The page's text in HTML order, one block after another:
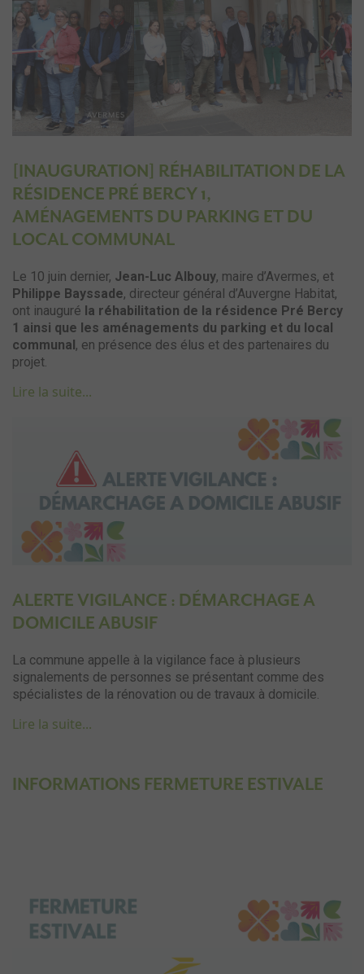
Previous Next
[INAUGURATION] RÉHABILITATION DE LA
RÉSIDENCE PRÉ BERCY 1,
AMÉNAGEMENTS DU PARKING ET DU
LOCAL COMMUNAL
Le 10 juin dernier, Jean-Luc Albouy, maire d’Avermes, et
Philippe Bayssade, directeur général d’Auvergne Habitat,
ont inauguré la réhabilitation de la résidence Pré Bercy
1 ainsi que les aménagements du parking et du local
communal, en présence des élus et des partenaires du
projet.
Lire la suite...
ALERTE VIGILANCE : DÉMARCHAGE A
DOMICILE ABUSIF
La commune appelle à la vigilance face à plusieurs
signalements de personnes se présentant comme des
spécialistes de la rénovation ou de travaux à domicile.
Lire la suite...
INFORMATIONS FERMETURE ESTIVALE